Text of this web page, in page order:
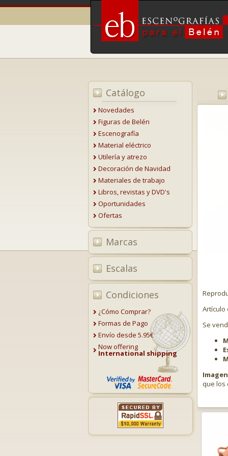
Catálogo
Novedades
Figuras de Belén
Escenografía
Material eléctrico
Utilería y atrezo
Decoración de Navidad
Materiales de trabajo
Libros, revistas y DVD's
Oportunidades
Ofertas
Marcas
Escalas
Condiciones
¿Cómo Comprar?
Formas de Pago
Envío desde 5.95€
Now offering
International shipping
Artículo
Se
que los